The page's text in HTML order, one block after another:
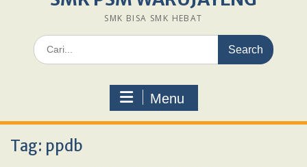
SMK BISA SMK HEBAT
Search
for:
Menu
Tag: ppdb